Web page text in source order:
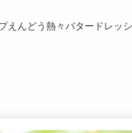
えんどう熱々バタードレッ